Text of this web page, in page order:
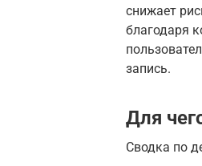
снижает
благодаря
запись.
Для
Сводка по